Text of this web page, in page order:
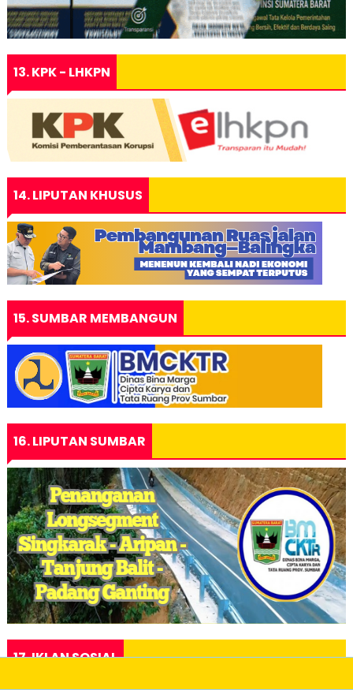
13. KPK - LHKPN
14. LIPUTAN KHUSUS
15. SUMBAR MEMBANGUN
16. LIPUTAN SUMBAR
17. IKLAN SOSIAL